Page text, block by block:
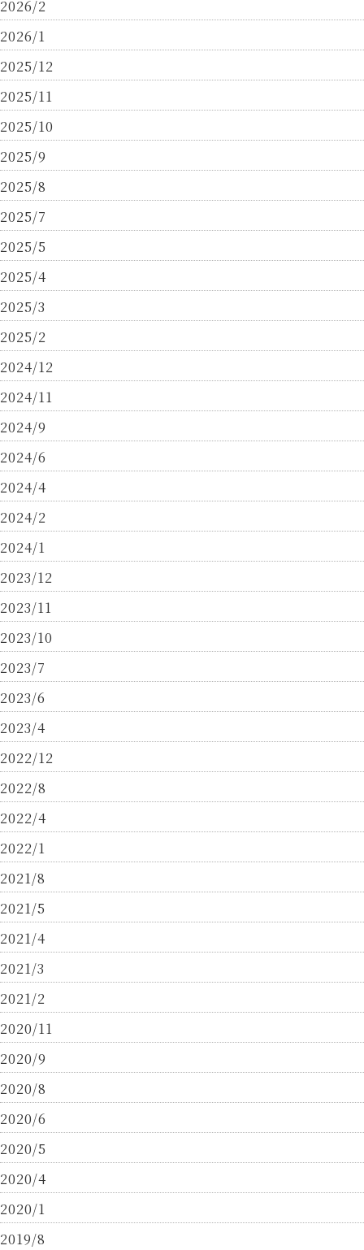
2026/2
2026/1
2025/12
2025/11
2025/10
2025/9
2025/8
2025/7
2025/5
2025/4
2025/3
2025/2
2024/12
2024/11
2024/9
2024/6
2024/4
2024/2
2024/1
2023/12
2023/11
2023/10
2023/7
2023/6
2023/4
2022/12
2022/8
2022/4
2022/1
2021/8
2021/5
2021/4
2021/3
2021/2
2020/11
2020/9
2020/8
2020/6
2020/5
2020/4
2020/1
2019/8